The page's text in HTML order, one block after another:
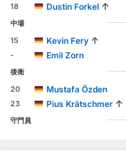
18 Dustin Forkel ↑
中場
15
Kevin Fery ↑
- Emil Zorn
後衛
20
Mustafa Özden
23
Pius Krätschmer ↑
守門員